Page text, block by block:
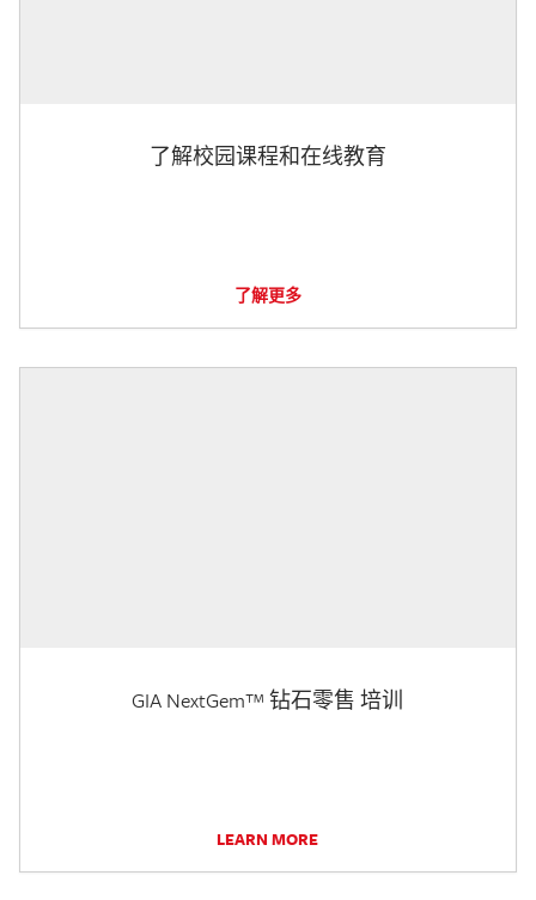
了解校园课程和在线教育
了解更多
GIA NextGem™ 钻石零售 培训
LEARN MORE